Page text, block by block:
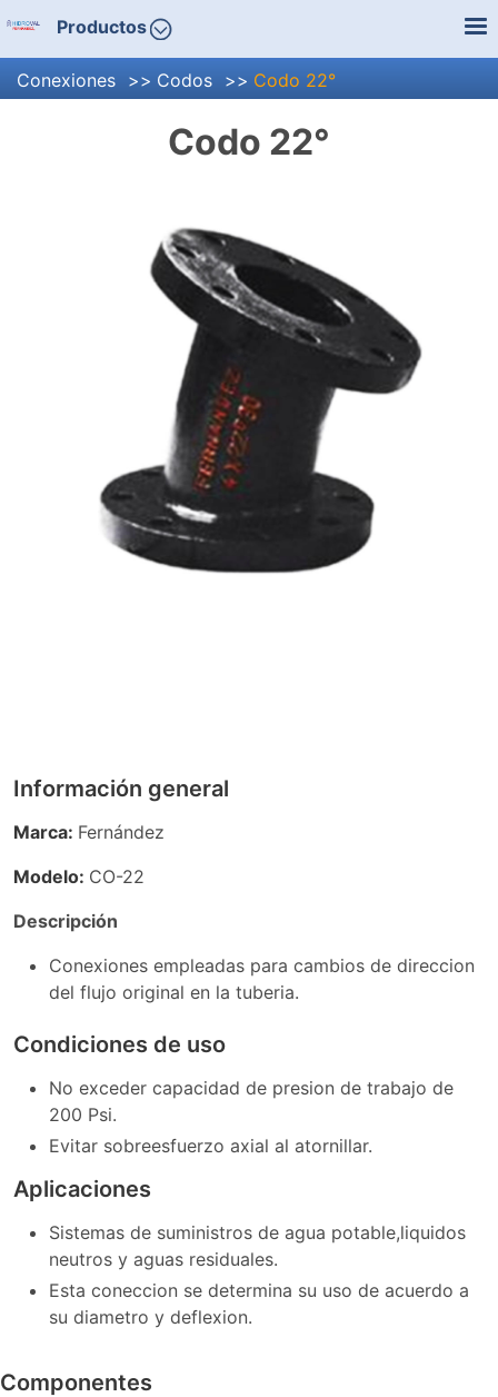
Productos
Conexiones Codos Codo 22°
Codo 22°
Información general
Marca: Fernández
Modelo: CO-22
Descripción
Conexiones empleadas para cambios de direccion
del flujo original en la tuberia.
Condiciones de uso
No exceder capacidad de presion de trabajo de
200 Psi.
Evitar sobreesfuerzo axial al atornillar.
Aplicaciones
Sistemas de suministros de agua potable,liquidos
neutros y aguas residuales.
Esta coneccion se determina su uso de acuerdo a
su diametro y deflexion.
Componentes